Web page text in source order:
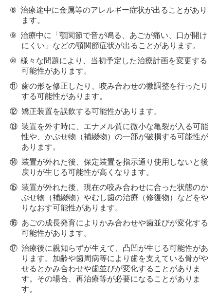
⑧ 治療途中に金属等のアレルギー症状が出ることがあり
ます。
⑨ 治療中に「顎関節で音が鳴る、あごが痛い、口が開け
にくい」などの顎関節症状が出ることがあります。
⑩ 様々な問題により、当初予定した治療計画を変更する
可能性があります。
⑪ 歯の形を修正したり、咬み合わせの微調整を行ったり
する可能性があります。
⑫ 矯正装置を誤飲する可能性があります。
⑬ 装置を外す時に、エナメル質に微小な亀裂が入る可能
性や、かぶせ物（補綴物）の一部が破損する可能性が
あります。
⑭ 装置が外れた後、保定装置を指示通り使用しないと後
戻りが生じる可能性が高くなります。
⑮ 装置が外れた後、現在の咬み合わせに合った状態のか
ぶせ物（補綴物）やむし歯の治療（修復物）などをや
りなおす可能性があります。
⑯ あごの成長発育によりかみ合わせや歯並びが変化する
可能性があります。
⑰ 治療後に親知らずが生えて、凸凹が生じる可能性があ
ります。加齢や歯周病等により歯を支えている骨がや
せるとかみ合わせや歯並びが変化することがありま
す。その場合、再治療等が必要になることがありま
す。